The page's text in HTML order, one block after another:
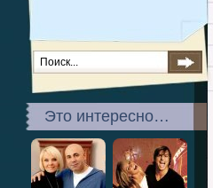
Это интересно…